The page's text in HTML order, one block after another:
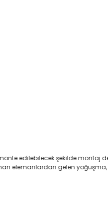
edilebilecek şekilde montaj
elemanlardan gelen